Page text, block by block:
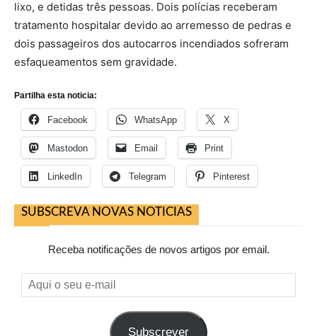
lixo, e detidas três pessoas. Dois polícias receberam
tratamento hospitalar devido ao arremesso de pedras e
dois passageiros dos autocarros incendiados sofreram
esfaqueamentos sem gravidade.
Partilha esta noticia:
Facebook WhatsApp X
Mastodon Email Print
LinkedIn Telegram Pinterest
SUBSCREVA NOVAS NOTICIAS
Receba notificações de novos artigos por email.
Aqui
o
Subscrever